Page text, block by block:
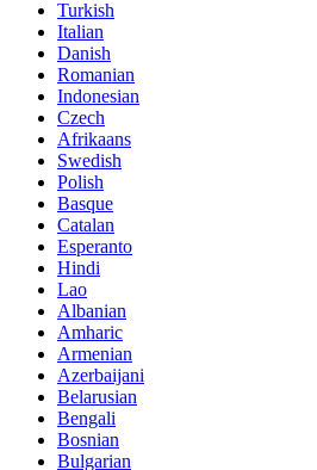
Turkish
Italian
Danish
Romanian
Indonesian
Czech
Afrikaans
Swedish
Polish
Basque
Catalan
Esperanto
Hindi
Lao
Albanian
Amharic
Armenian
Azerbaijani
Belarusian
Bengali
Bosnian
Bulgarian